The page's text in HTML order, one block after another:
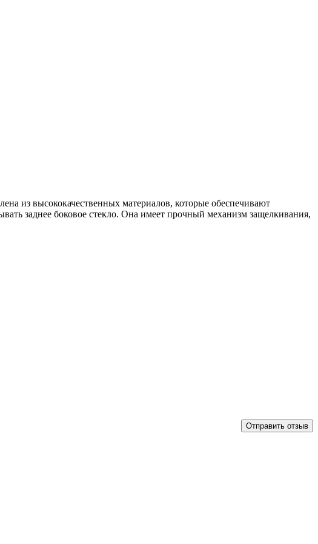
из высококачественных материалов, которые обеспечивают
заднее боковое стекло. Она имеет прочный механизм защелкивания,
Отправить отзыв